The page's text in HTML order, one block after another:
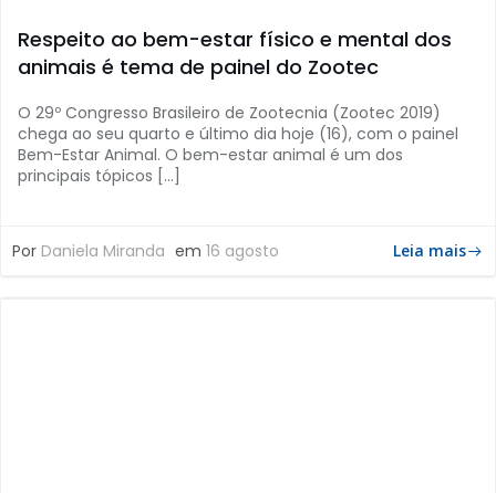
Respeito ao bem-estar físico e mental dos
animais é tema de painel do Zootec
O 29º Congresso Brasileiro de Zootecnia (Zootec 2019)
chega ao seu quarto e último dia hoje (16), com o painel
Bem-Estar Animal. O bem-estar animal é um dos
principais tópicos […]
Por Daniela Miranda em 16 agosto Leia mais